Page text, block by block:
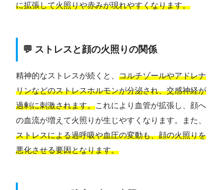
に拡張して火照りや赤みが現れやすくなります。
💬 ストレスと顔の火照りの関係
精神的なストレスが続くと、 コルチゾールやアドレナ
リンなどのストレスホルモンが分泌され、交感神経が
過剰に刺激されます。これにより血管が拡張し、顔へ
の血流が増えて火照りが生じやすくなります。また、
ストレスによる過呼吸や血圧の変動も、顔の火照りを
悪化させる要因となります。